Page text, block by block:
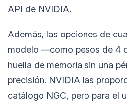
API de NVIDIA.
Además, las opciones de
modelo —como pesos de 4
huella de memoria sin una
precisión. NVIDIA las
catálogo NGC, pero para el